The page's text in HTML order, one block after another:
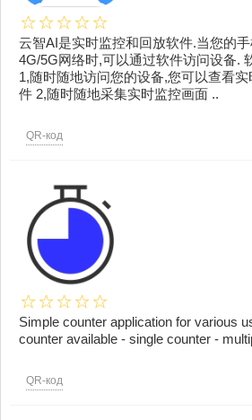
云智AI是实时监控和回放软件.当您的
4G/5G网络时,可以通过软件访问设备.
1,随时随地访问您的设备,您可以查看
件 2,随时随地采集实时监控画面 ..
QR-код
Simple counter application for various
counter available - single counter -
QR-код